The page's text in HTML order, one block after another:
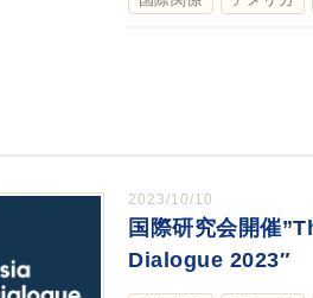
2023/10/10
国際研究会開催
Dialogue 2023″